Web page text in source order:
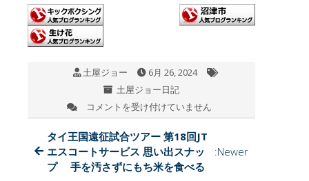
tt
er
e
b
o
o
k
土屋ジョー
6月 26, 2024
土屋ジョー日記
タ
イ
王
国
遠
征
コメントを受け付けていません
タイ王国遠征試合ツアー 第18回JT
エスコートサービス 思い出スナッ
プ 手を汚さずにもち米を食べる
:Newer